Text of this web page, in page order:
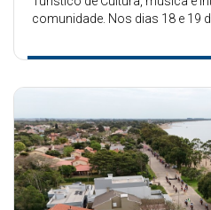
comunidade. Nos dias 18 e 19